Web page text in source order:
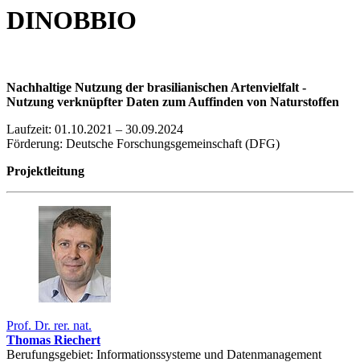
DINOBBIO
Nachhaltige Nutzung der brasilianischen Artenvielfalt -
Nutzung verknüpfter Daten zum Auffinden von Naturstoffen
Laufzeit: 01.10.2021 – 30.09.2024
Förderung: Deutsche Forschungsgemeinschaft (DFG)
Projektleitung
Prof. Dr. rer. nat.
Thomas Riechert
Berufungsgebiet: Informationssysteme und Datenmanagement